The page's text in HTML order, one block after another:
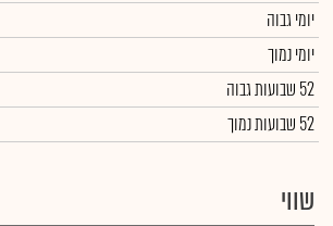
יומי גבוה
יומי נמוך
52 שבועות גבוה
52 שבועות נמוך
שווי